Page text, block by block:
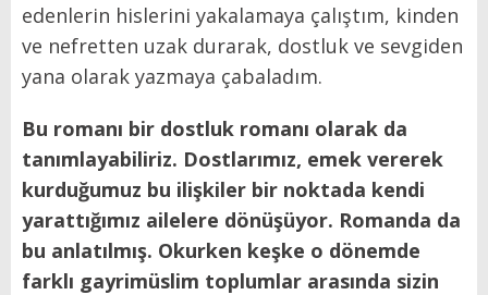
edenlerin hislerini yakalamaya çalıştım, kinden
ve nefretten uzak durarak, dostluk ve sevgiden
yana olarak yazmaya çabaladım.
Bu romanı bir dostluk romanı olarak da
tanımlayabiliriz. Dostlarımız, emek vererek
kurduğumuz bu ilişkiler bir noktada kendi
yarattığımız ailelere dönüşüyor. Romanda da
bu anlatılmış. Okurken keşke o dönemde
farklı gayrimüslim toplumlar arasında sizin